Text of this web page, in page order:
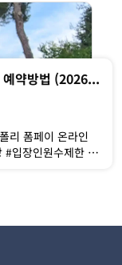
는 시간대에 방문
시는 게 가장 좋은
폼페이 입장권 온라인 예약방법 (2026년 03월 최신정보, VIVA TICKET 사이트 이용)